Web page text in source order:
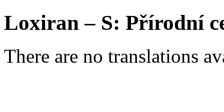
Loxiran – S: Přírodní
There are no translations